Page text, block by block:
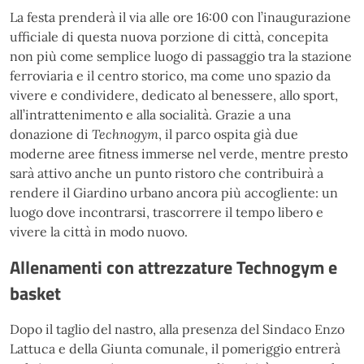
La festa prenderà il via alle ore 16:00 con l’inaugurazione
ufficiale di questa nuova porzione di città, concepita
non più come semplice luogo di passaggio tra la stazione
ferroviaria e il centro storico, ma come uno spazio da
vivere e condividere, dedicato al benessere, allo sport,
all’intrattenimento e alla socialità. Grazie a una
donazione di Technogym, il parco ospita già due
moderne aree fitness immerse nel verde, mentre presto
sarà attivo anche un punto ristoro che contribuirà a
rendere il Giardino urbano ancora più accogliente: un
luogo dove incontrarsi, trascorrere il tempo libero e
vivere la città in modo nuovo.
Allenamenti con attrezzature Technogym e
basket
Dopo il taglio del nastro, alla presenza del Sindaco Enzo
Lattuca e della Giunta comunale, il pomeriggio entrerà